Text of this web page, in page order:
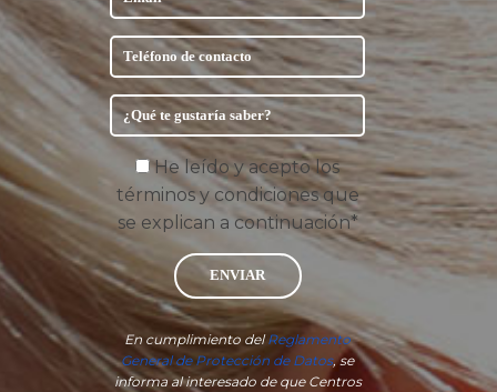
He leído y acepto los
términos y condiciones que
se explican a continuación*
ENVIAR
En cumplimiento delReglamento
General de Protección de Datos, se
informa al interesado de que Centros